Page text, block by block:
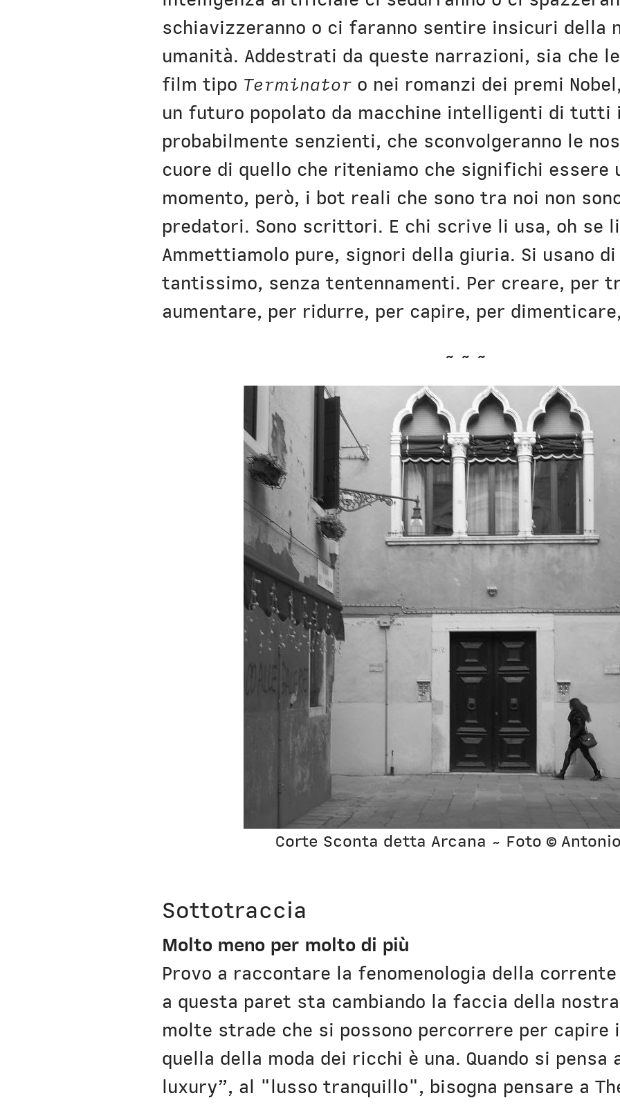
schiavizzeranno o ci faranno sentire insicuri della
umanità. Addestrati da queste narrazioni, sia che
film tipo Terminator o nei romanzi dei premi
un futuro popolato da macchine intelligenti di tutti
probabilmente senzienti, che sconvolgeranno le
cuore di quello che riteniamo che significhi essere
momento, però, i bot reali che sono tra noi non
predatori. Sono scrittori. E chi scrive li usa, oh se
Ammettiamolo pure, signori della giuria. Si usano
tantissimo, senza tentennamenti. Per creare, per
aumentare, per ridurre, per capire, per
~ ~ ~
Corte Sconta detta Arcana ~ Foto ©
Sottotraccia
Molto meno per molto di più
Provo a raccontare la fenomenologia della corrente
a questa paret sta cambiando la faccia della
molte strade che si possono percorrere per capire
quella della moda dei ricchi è una. Quando si pensa
luxury”, al "lusso tranquillo", bisogna pensare a